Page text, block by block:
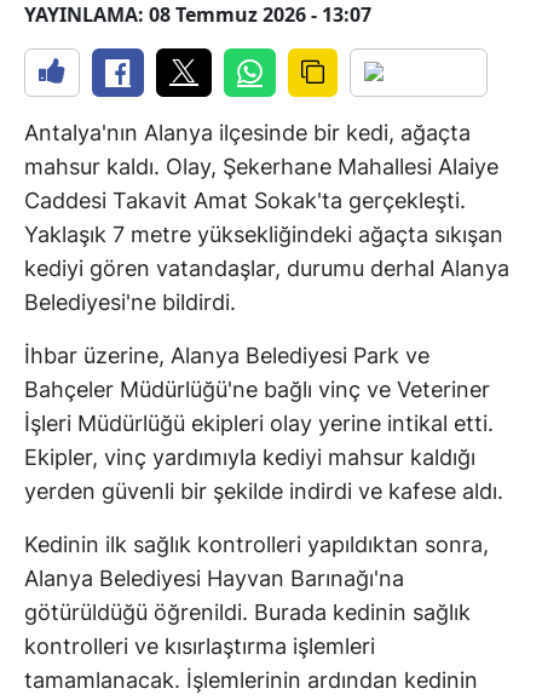
YAYINLAMA: 08 Temmuz 2026 - 13:07
Antalya'nın Alanya ilçesinde bir kedi, ağaçta
mahsur kaldı. Olay, Şekerhane Mahallesi Alaiye
Caddesi Takavit Amat Sokak'ta gerçekleşti.
Yaklaşık 7 metre yüksekliğindeki ağaçta sıkışan
kediyi gören vatandaşlar, durumu derhal Alanya
Belediyesi'ne bildirdi.
İhbar üzerine, Alanya Belediyesi Park ve
Bahçeler Müdürlüğü'ne bağlı vinç ve Veteriner
İşleri Müdürlüğü ekipleri olay yerine intikal etti.
Ekipler, vinç yardımıyla kediyi mahsur kaldığı
yerden güvenli bir şekilde indirdi ve kafese aldı.
Kedinin ilk sağlık kontrolleri yapıldıktan sonra,
Alanya Belediyesi Hayvan Barınağı'na
götürüldüğü öğrenildi. Burada kedinin sağlık
kontrolleri ve kısırlaştırma işlemleri
tamamlanacak. İşlemlerinin ardından kedinin